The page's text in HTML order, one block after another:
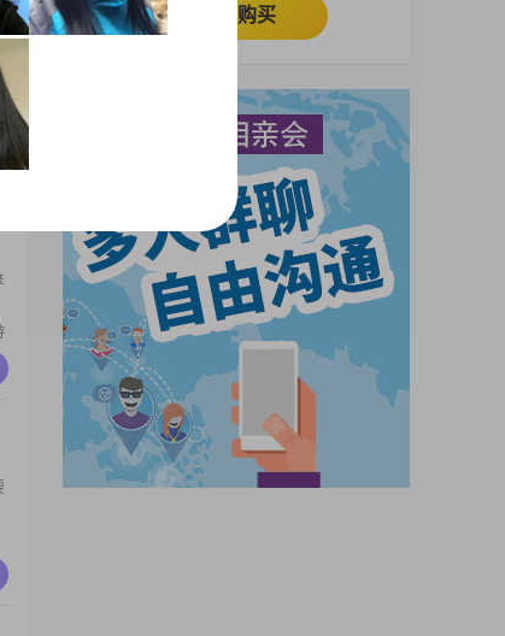
立即购买